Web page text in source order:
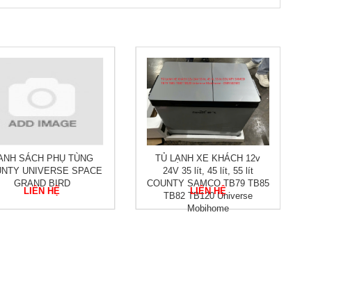
SÁCH PHỤ TÙNG
UNIVERSE SPACE
GRAND BIRD
LIÊN HỆ
TỦ LẠNH XE KHÁCH 12v
24V 35 lít, 45 lít, 55 lít
COUNTY SAMCO TB79 TB85
TB82 TB120 Universe
Mobihome
LIÊN HỆ